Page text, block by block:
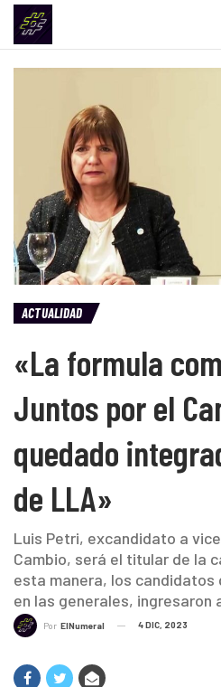
ACTUALIDAD
«La formula
Juntos por el
quedado
de LLA»
Luis Petri, excandidato a
Cambio, será el titular de la
esta manera, los candidatos
en las generales, ingresaron
Por ElNumeral 4 DIC, 2023